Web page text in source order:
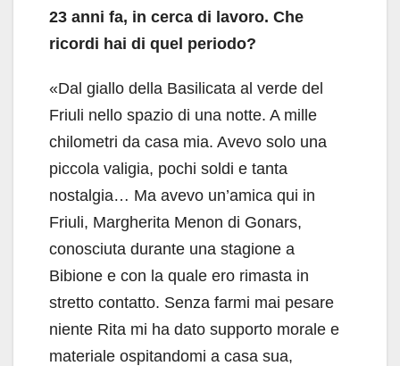
23 anni fa, in cerca di lavoro. Che
ricordi hai di quel periodo?
«Dal giallo della Basilicata al verde del
Friuli nello spazio di una notte. A mille
chilometri da casa mia. Avevo solo una
piccola valigia, pochi soldi e tanta
nostalgia… Ma avevo un’amica qui in
Friuli, Margherita Menon di Gonars,
conosciuta durante una stagione a
Bibione e con la quale ero rimasta in
stretto contatto. Senza farmi mai pesare
niente Rita mi ha dato supporto morale e
materiale ospitandomi a casa sua,